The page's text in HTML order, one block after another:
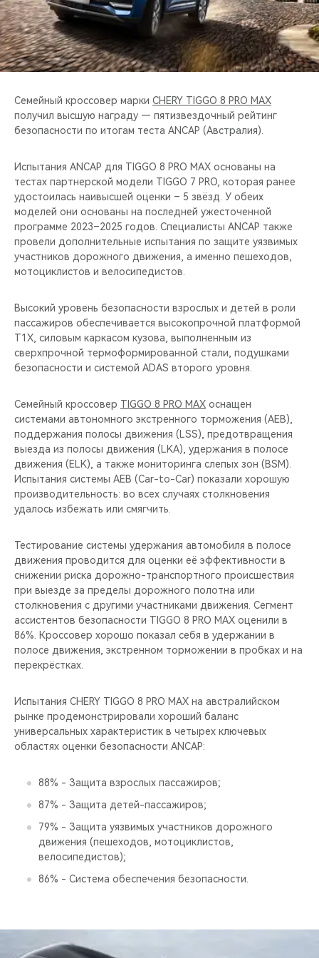
CHERY И СПОРТ
НАШИ МЕРОПРИЯТИЯ
Семейный кроссовер марки CHERY TIGGO 8 PRO MAX
получил высшую награду — пятизвездочный рейтинг
безопасности по итогам теста ANCAP (Австралия).
Испытания ANCAP для TIGGO 8 PRO MAX основаны на
тестах партнерской модели TIGGO 7 PRO, которая ранее
удостоилась наивысшей оценки – 5 звёзд. У обеих
моделей они основаны на последней ужесточенной
программе 2023–2025 годов. Специалисты ANCAP также
провели дополнительные испытания по защите уязвимых
участников дорожного движения, а именно пешеходов,
мотоциклистов и велосипедистов.
Высокий уровень безопасности взрослых и детей в роли
пассажиров обеспечивается высокопрочной платформой
T1X, силовым каркасом кузова, выполненным из
сверхпрочной термоформированной стали, подушками
безопасности и системой ADAS второго уровня.
Семейный кроссовер TIGGO 8 PRO MAX оснащен
системами автономного экстренного торможения (AEB),
поддержания полосы движения (LSS), предотвращения
выезда из полосы движения (LKA), удержания в полосе
движения (ELK), а также мониторинга слепых зон (BSM).
Испытания системы AEB (Car-to-Car) показали хорошую
производительность: во всех случаях столкновения
удалось избежать или смягчить.
Тестирование системы удержания автомобиля в полосе
движения проводится для оценки её эффективности в
снижении риска дорожно-транспортного происшествия
при выезде за пределы дорожного полотна или
столкновения с другими участниками движения. Сегмент
ассистентов безопасности TIGGO 8 PRO MAX оценили в
86%. Кроссовер хорошо показал себя в удержании в
полосе движения, экстренном торможении в пробках и на
перекрёстках.
Испытания CHERY TIGGO 8 PRO MAX на австралийском
рынке продемонстрировали хороший баланс
универсальных характеристик в четырех ключевых
областях оценки безопасности ANCAP:
88% - Защита взрослых пассажиров;
87% - Защита детей-пассажиров;
79% - Защита уязвимых участников дорожного
движения (пешеходов, мотоциклистов,
велосипедистов);
86% - Система обеспечения безопасности.